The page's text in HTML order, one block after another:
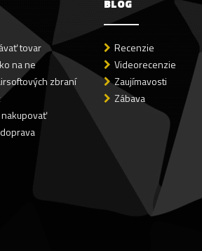
tovar
na ne
zbraní
BLOG
Recenzie
Videorecenzie
Zaujímavosti
Zábava